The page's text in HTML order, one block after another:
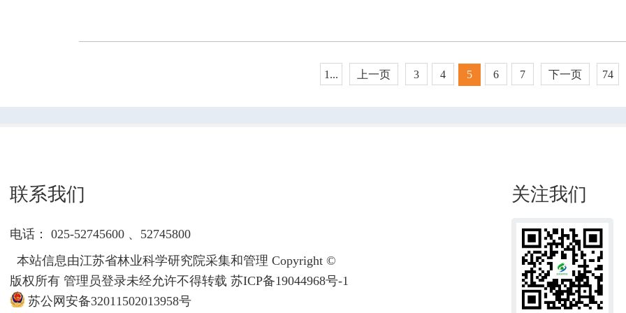
1... 上一页 3 4 5 6 7 下一页 74
联系我们
电话： 025-52745600 、52745800
本站信息由江苏省林业科学研究院采集和管理 Copyright ©
版权所有 管理员登录未经允许不得转载 苏ICP备19044968号-1
苏公网安备32011502013958号
关注我们